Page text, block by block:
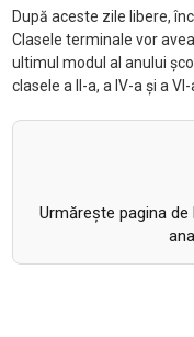
După aceste zile libere,
Clasele terminale vor
ultimul modul al anului
clasele a II-a, a IV-a și a VI-
Urmăreşte pagina de